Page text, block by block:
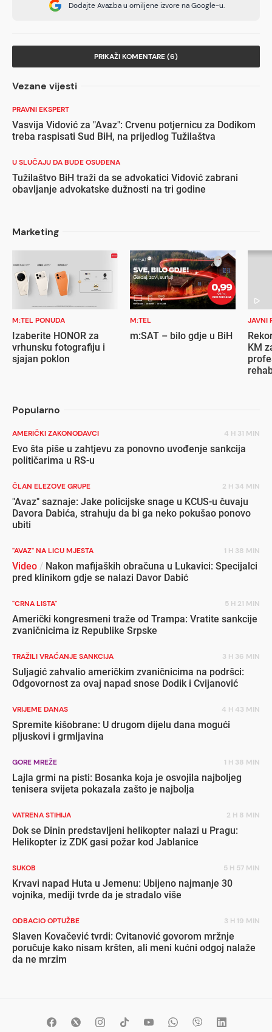
Dodajte Avaz.ba u omiljene izvore na Google-u.
PRIKAŽI KOMENTARE (6)
Vezane vijesti
PRAVNI EKSPERT
Vasvija Vidović za "Avaz": Crvenu potjernicu za Dodikom
treba raspisati Sud BiH, na prijedlog Tužilaštva
U SLUČAJU DA BUDE OSUĐENA
Tužilaštvo BiH traži da se advokatici Vidović zabrani
obavljanje advokatske dužnosti na tri godine
Marketing
M:TEL PONUDA
Izaberite HONOR za
vrhunsku fotografiju i
sjajan poklon
M:TEL
m:SAT – bilo gdje u BiH
JAVNI
KM
Popularno
AMERIČKI ZAKONODAVCI 4 H 31 MIN
Evo šta piše u zahtjevu za ponovno uvođenje sankcija
političarima u RS-u
ČLAN ELEZOVE GRUPE 2 H 34 MIN
"Avaz" saznaje: Jake policijske snage u KCUS-u čuvaju
Davora Dabića, strahuju da bi ga neko pokušao ponovo
ubiti
"AVAZ" NA LICU MJESTA 1 H 38 MIN
Video / Nakon mafijaških obračuna u Lukavici: Specijalci
pred klinikom gdje se nalazi Davor Dabić
"CRNA LISTA" 5 H 21 MIN
Američki kongresmeni traže od Trampa: Vratite sankcije
zvaničnicima iz Republike Srpske
TRAŽILI VRAĆANJE SANKCIJA 3 H 36 MIN
Suljagić zahvalio američkim zvaničnicima na podršci:
Odgovornost za ovaj napad snose Dodik i Cvijanović
VRIJEME DANAS 4 H 43 MIN
Spremite kišobrane: U drugom dijelu dana mogući
pljuskovi i grmljavina
GORE MREŽE 1 H 38 MIN
Lajla grmi na pisti: Bosanka koja je osvojila najboljeg
tenisera svijeta pokazala zašto je najbolja
VATRENA STIHIJA 2 H 8 MIN
Dok se Dinin predstavljeni helikopter nalazi u Pragu:
Helikopter iz ZDK gasi požar kod Jablanice
SUKOB 5 H 57 MIN
Krvavi napad Huta u Jemenu: Ubijeno najmanje 30
vojnika, mediji tvrde da je stradalo više
ODBACIO OPTUŽBE 3 H 19 MIN
Slaven Kovačević tvrdi: Cvitanović govorom mržnje
poručuje kako nisam kršten, ali meni kućni odgoj nalaže
da ne mrzim